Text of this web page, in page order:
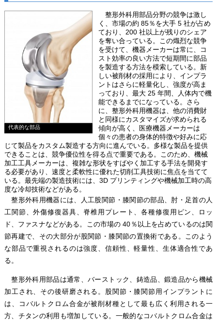
代表的な部品
整形外科用部品分野の競争は激し
く、市場の約 85％を大手 5 社が占め
ており、200 社以上が残りのシェア
を奪い合っている。この熾烈な競争
を受けて、機器メーカーは常に、コ
スト効率の良い方法で短期間に部品
を製造する方法を模索している。新
しい被削材の採用により、インプラ
ントはさらに軽量化し、強度が高ま
っており、最大 25 年間、人体内で機
能できるまでになっている。さら
に、整形外科用機器は、他の消費財
と同様にカスタマイズが求められる
傾向が高く、医療機器メーカーは
個々の患者の身体的特徴や好みに応
じて製品をカスタム製造する方向に進んでいる。多様な製品を提供
できることは、競争優位性を得る点で重要である。このため、機械
加工工具メーカーは、複雑な形状をすばやく加工する手法を開発す
る必要があり、速度と柔軟性に優れた切削工具技術に焦点を当てて
いる。最先端の製造技術には、3D プリンティングや機械加工時の高
度な冷却技術などがある。
整形外科用機器には、人工股関節・膝関節の部品、肘・足首の人
工関節、外傷修復器具、脊椎用プレート、各種修復用ピン、ロッ
ド、ファスナなどがある。この市場の 40％以上を占めているのは関
節再建で、その大部分が股関節・膝関節の置換術である。このよう
な部品で重視されるのは強度、信頼性、軽量性、生体適合性であ
る。
整形外科用部品は通常、バーストック、鋳造品、鍛造品から機械
加工され、その後研磨される。股関節・膝関節用インプラントに
は、コバルトクロム合金が被削材種として最も広く利用される一
方、チタンの利用も増加している。一般的なコバルトクロム合金は